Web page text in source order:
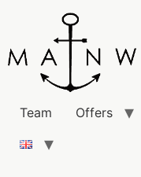
Team Offers